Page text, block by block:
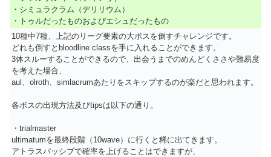
・シミュラクラム（デリリウム）
・トゥルだったものおよびエシュだったもの
10種中7種、上記のリーグ要素の大ボスを倒すチャレンジです。
どれも倒すとbloodline classを手に入れることができます。
3体スルーすることができるので、出会うまでのめんどくささや難易度
を考えた場合、
aul、olroth、simlacrumあたりをスキップするのが楽だと思われます。
各ボスの出現方法及びtipsは以下の通り。
・trialmaster
ultimatumを最終段階（10wave）に行くと稀に出てきます。
アトラスパッシブで確率を上げることはできますが、